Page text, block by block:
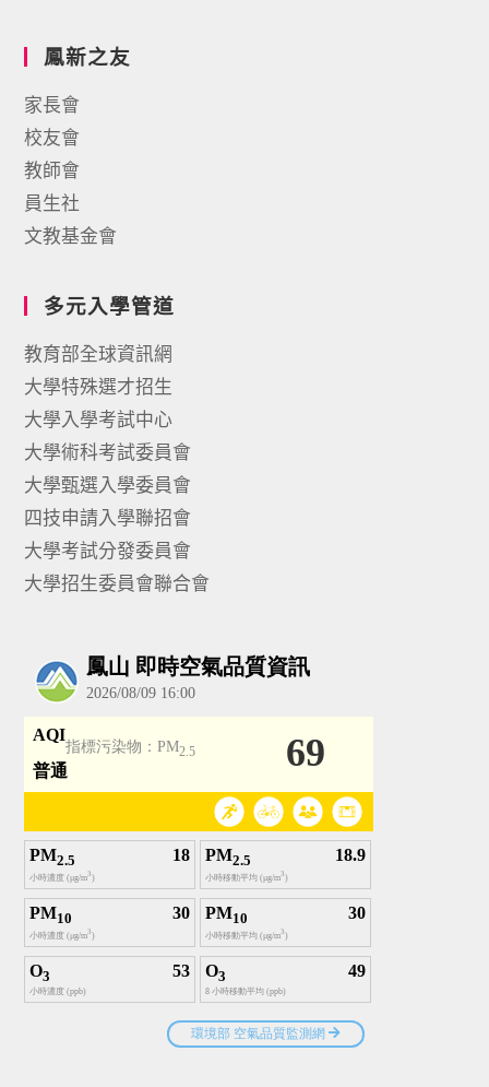
鳳新之友
家長會
校友會
教師會
員生社
文教基金會
多元入學管道
教育部全球資訊網
大學特殊選才招生
大學入學考試中心
大學術科考試委員會
大學甄選入學委員會
四技申請入學聯招會
大學考試分發委員會
大學招生委員會聯合會